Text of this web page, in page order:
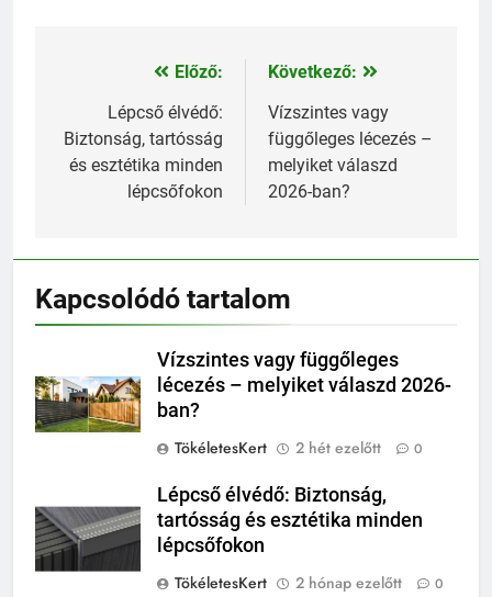
Bejegyzés
navigáció
Előző:
Lépcső élvédő:
Biztonság, tartósság
és esztétika minden
lépcsőfokon
Következő:
Vízszintes vagy
függőleges lécezés –
melyiket válaszd
2026-ban?
Kapcsolódó tartalom
Vízszintes vagy függőleges
lécezés – melyiket válaszd 2026-
ban?
TökéletesKert
2 hét ezelőtt 0
Lépcső élvédő: Biztonság,
tartósság és esztétika minden
lépcsőfokon
TökéletesKert
2 hónap ezelőtt 0